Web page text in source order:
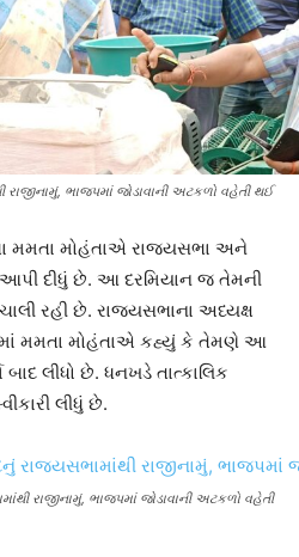
ભાજપમાં જોડાવાની અટકળો વહેતી થઈ
મમતા મોહંતાએ રાજ્યસભા અને
આપી દીધું છે. આ દરમિયાન જ તેમની
રહી છે. રાજ્યસભાના અધ્યક્ષ
મમતા મોહંતાએ કહ્યું કે તેમણે આ
લીધો છે. ધનખડે તાત્કાલિક
લીધું છે.
રાજીનામું, ભાજપમાં જોડાવાની અટકળો વહેતી